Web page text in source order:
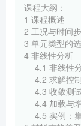
课程大纲：
1 课程概述
2 工况与时间步
3 单元类型的
4 非线性分析
4.1 非线性
4.2 求解控
4.3 收敛测
4.4 加载与
4.5 实例：